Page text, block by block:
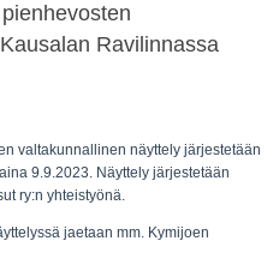
Ravilinnassa
valtakunnallinen näyttely järjestetään
9.9.2023. Näyttely järjestetään
ry:n yhteistyönä.
jaetaan mm. Kymijoen